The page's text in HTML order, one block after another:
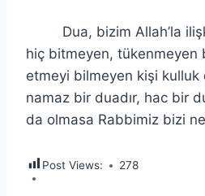
Dua, bizim Allah’la
hiç bitmeyen, tükenmeyen
etmeyi bilmeyen kişi kulluk
namaz bir duadır, hac bir
da olmasa Rabbimiz bizi ne
Post Views: 278